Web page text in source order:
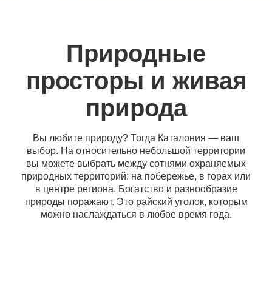
Природные
просторы и живая
природа
Вы любите природу? Тогда Каталония — ваш
выбор. На относительно небольшой территории
вы можете выбрать между сотнями охраняемых
природных территорий: на побережье, в горах или
в центре региона. Богатство и разнообразие
природы поражают. Это райский уголок, которым
можно наслаждаться в любое время года.